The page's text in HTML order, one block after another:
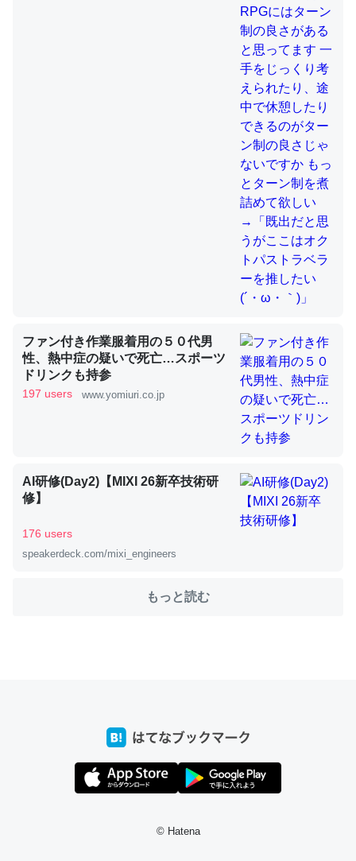
論文では「淡水はカルシウムも酸素も不足してて両方に不
利だから両方が拮抗してるのでは」とあって面白い。海に
いる鋏角類（カブトガニ・ウミグモ）はカルシウムを使わ
ずキチンを強化してる筈だが、酵素が違うのか？
─ニュース :: 【研究発表】昆虫学の大問題＝「昆虫はなぜ海にいな
これを元に考えるとカルシウムを大量に使う脊椎動物と貝
類は苦労してるんだな…。腹足類だと殻を無くしてナメク
─ニュース :: 【研究発表】昆虫学の大問題＝「昆虫はなぜ海にいな
ウチもEchoを実家に置いて４年。でたまに覗いてる。ぼ
ちぼちRingも置こうかと画策中。あと、Googleマップで
位置情報を共有してる。電池残量や充電中かが分かるので
コミュニケーションが劇的に変化した｜tayorini by LIFULL介護
とかSpotifyを支払う孝行もできる。一生で親と会える残
私も3年前ぐらいに祖母の家に設置した。ポケットWifiみ
たいなのでネット環境作ったけどAlexaしか使わないので
https://toyoshi.hatenablog.com/entry/2019/05/15/1805
ファン付き作業服着用の５０代男
性、熱中症の疑いで死亡…スポーツ
ドリンクも持参
197 users www.yomiuri.co.jp
AI研修(Day2)【MIXI 26新卒技術研
修】
176 users
speakerdeck.com/mixi_engineers
もっと読む
© Hatena